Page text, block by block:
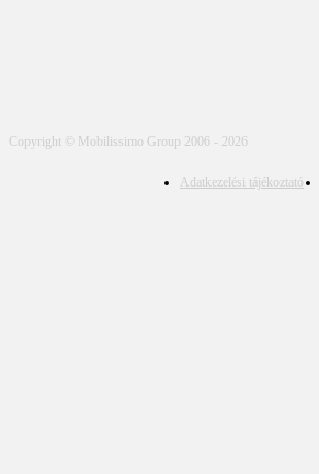
Copyright © Mobilissimo Group 2006 - 2026
Adatkezelési tájékoztató